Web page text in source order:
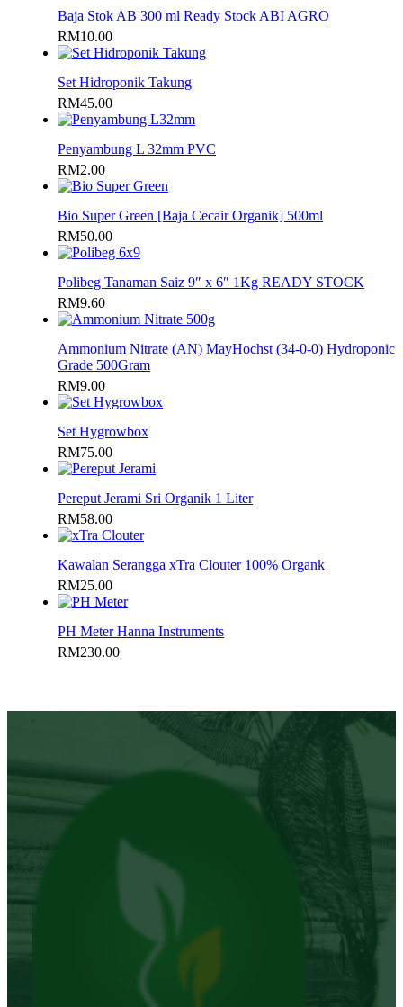
Baja Stok AB 300 ml Ready Stock ABI AGRO
RM10.00
Set Hidroponik Takung
RM45.00
Penyambung L 32mm PVC
RM2.00
Bio Super Green [Baja Cecair Organik] 500ml
RM50.00
Polibeg Tanaman Saiz 9″ x 6″ 1Kg READY STOCK
RM9.60
Ammonium Nitrate (AN) MayHochst (34-0-0) Hydroponic
Grade 500Gram
RM9.00
Set Hygrowbox
RM75.00
Pereput Jerami Sri Organik 1 Liter
RM58.00
Kawalan Serangga xTra Clouter 100% Organk
RM25.00
PH Meter Hanna Instruments
RM230.00